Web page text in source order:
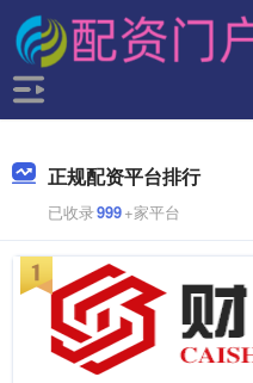
正规配资平台排行
已收录999+家平台